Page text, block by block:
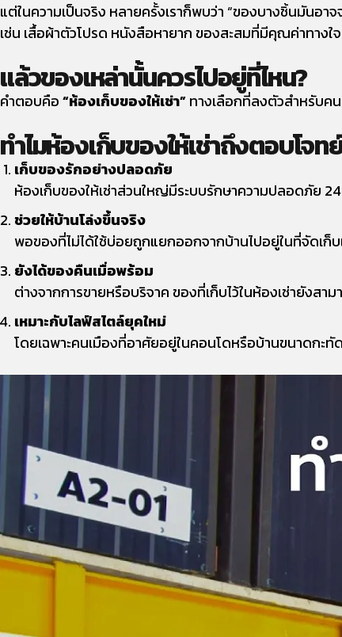
แต่ในความเป็นจริง หลายครั้งเราก็พบว่า “ของบางชิ้นมันอา
เช่น เสื้อผ้าตัวโปรด หนังสือหายาก ของสะสมที่มีคุณค่าทางใ
แล้วของเหล่านั้นควรไปอยู่ที่ไหน?
คำตอบคือ“ห้องเก็บของให้เช่า”ทางเลือกที่ลงตัวสำหรับค
ทำไมห้องเก็บของให้เช่าถึงตอบโจท
เก็บของรักอย่างปลอดภัย
ห้องเก็บของให้เช่าส่วนใหญ่มีระบบรักษาความปลอดภัย
ช่วยให้บ้านโล่งขึ้นจริง
พอของที่ไม่ได้ใช้บ่อยถูกแยกออกจากบ้านไปอยู่ในที่จัดเก็
ยังได้ของคืนเมื่อพร้อม
ต่างจากการขายหรือบริจาค ของที่เก็บไว้ในห้องเช่ายังส
เหมาะกับไลฟ์สไตล์ยุคใหม่
โดยเฉพาะคนเมืองที่อาศัยอยู่ในคอนโดหรือบ้านขนาดกะ